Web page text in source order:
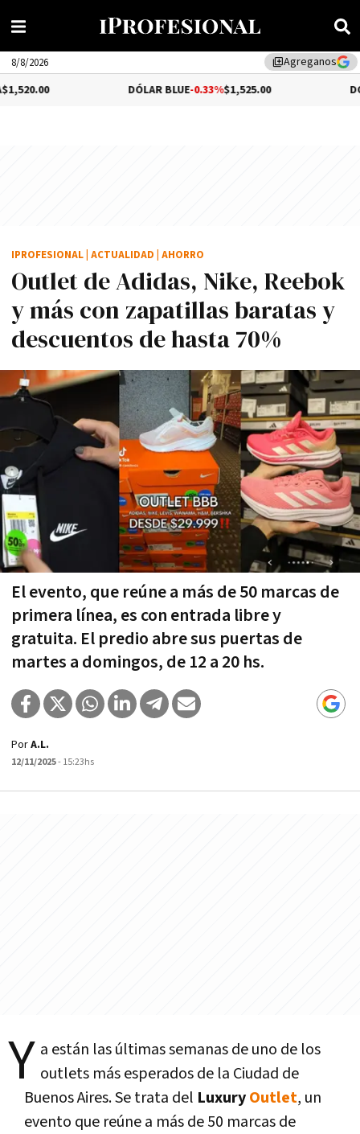
library_addAgreganos
8/8/2026
-0.33%$1,525.00 DÓLAR
Outlet de Adidas, Nike, Reebok
y más con zapatillas baratas y
descuentos de hasta 70%
El evento, que reúne a más de 50 marcas de
primera línea, es con entrada libre y
gratuita. El predio abre sus puertas de
martes a domingos, de 12 a 20 hs.
IPROFESIONAL ACTUALIDAD AHORRO
PorA.L.
12/11/2025- 15:23hs
Y a están las últimas semanas de uno de los
outlets más esperados de la Ciudad de
Buenos Aires. Se trata del LuxuryOutlet, un
evento que reúne a más de 50 marcas de